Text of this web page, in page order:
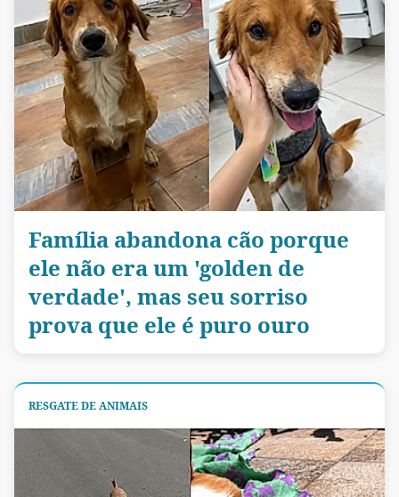
Família abandona cão porque
ele não era um 'golden de
verdade', mas seu sorriso
prova que ele é puro ouro
RESGATE DE ANIMAIS